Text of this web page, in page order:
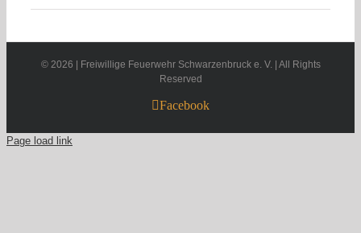
© 2026 | Freiwillige Feuerwehr Schwarzenbruck e. V. | All Rights
Reserved
Facebook
Page load link